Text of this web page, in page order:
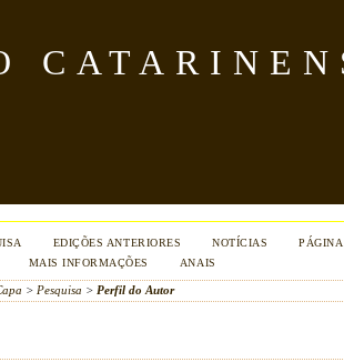
EDIÇÕES ANTERIORES NOTÍCIAS
MAIS INFORMAÇÕES ANAIS
> Pesquisa > Perfil do Autor